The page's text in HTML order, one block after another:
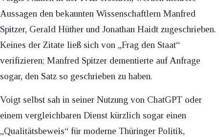
Aussagen den bekannten Wissenschaftlern Manfred
Spitzer, Gerald Hüther und Jonathan Haidt zugeschrieben.
Keines der Zitate ließ sich von „Frag den Staat“
verifizieren; Manfred Spitzer dementierte auf Anfrage
sogar, den Satz so geschrieben zu haben.
Voigt selbst sah in seiner Nutzung von ChatGPT oder
einem vergleichbaren Dienst kürzlich sogar einen
„Qualitätsbeweis“ für moderne Thüringer Politik,